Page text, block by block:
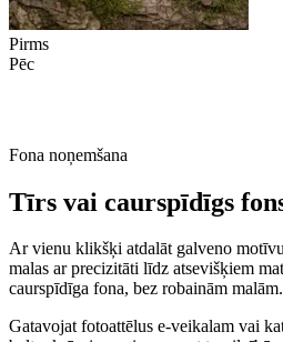
Pirms
Pēc
Fona noņemšana
Tīrs vai caurspīdīgs
Ar vienu klikšķi atdalāt galveno
malas ar precizitāti līdz atsevišķiem
caurspīdīga fona, bez robainām malām.
Gatavojat fotoattēlus e-veikalam vai